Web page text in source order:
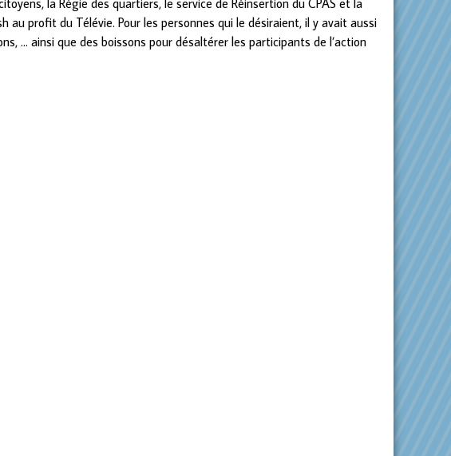
la Régie des quartiers, le service de Réinsertion du CPAS et la
au profit du Télévie. Pour les personnes qui le désiraient, il y avait aussi
… ainsi que des boissons pour désaltérer les participants de l’action